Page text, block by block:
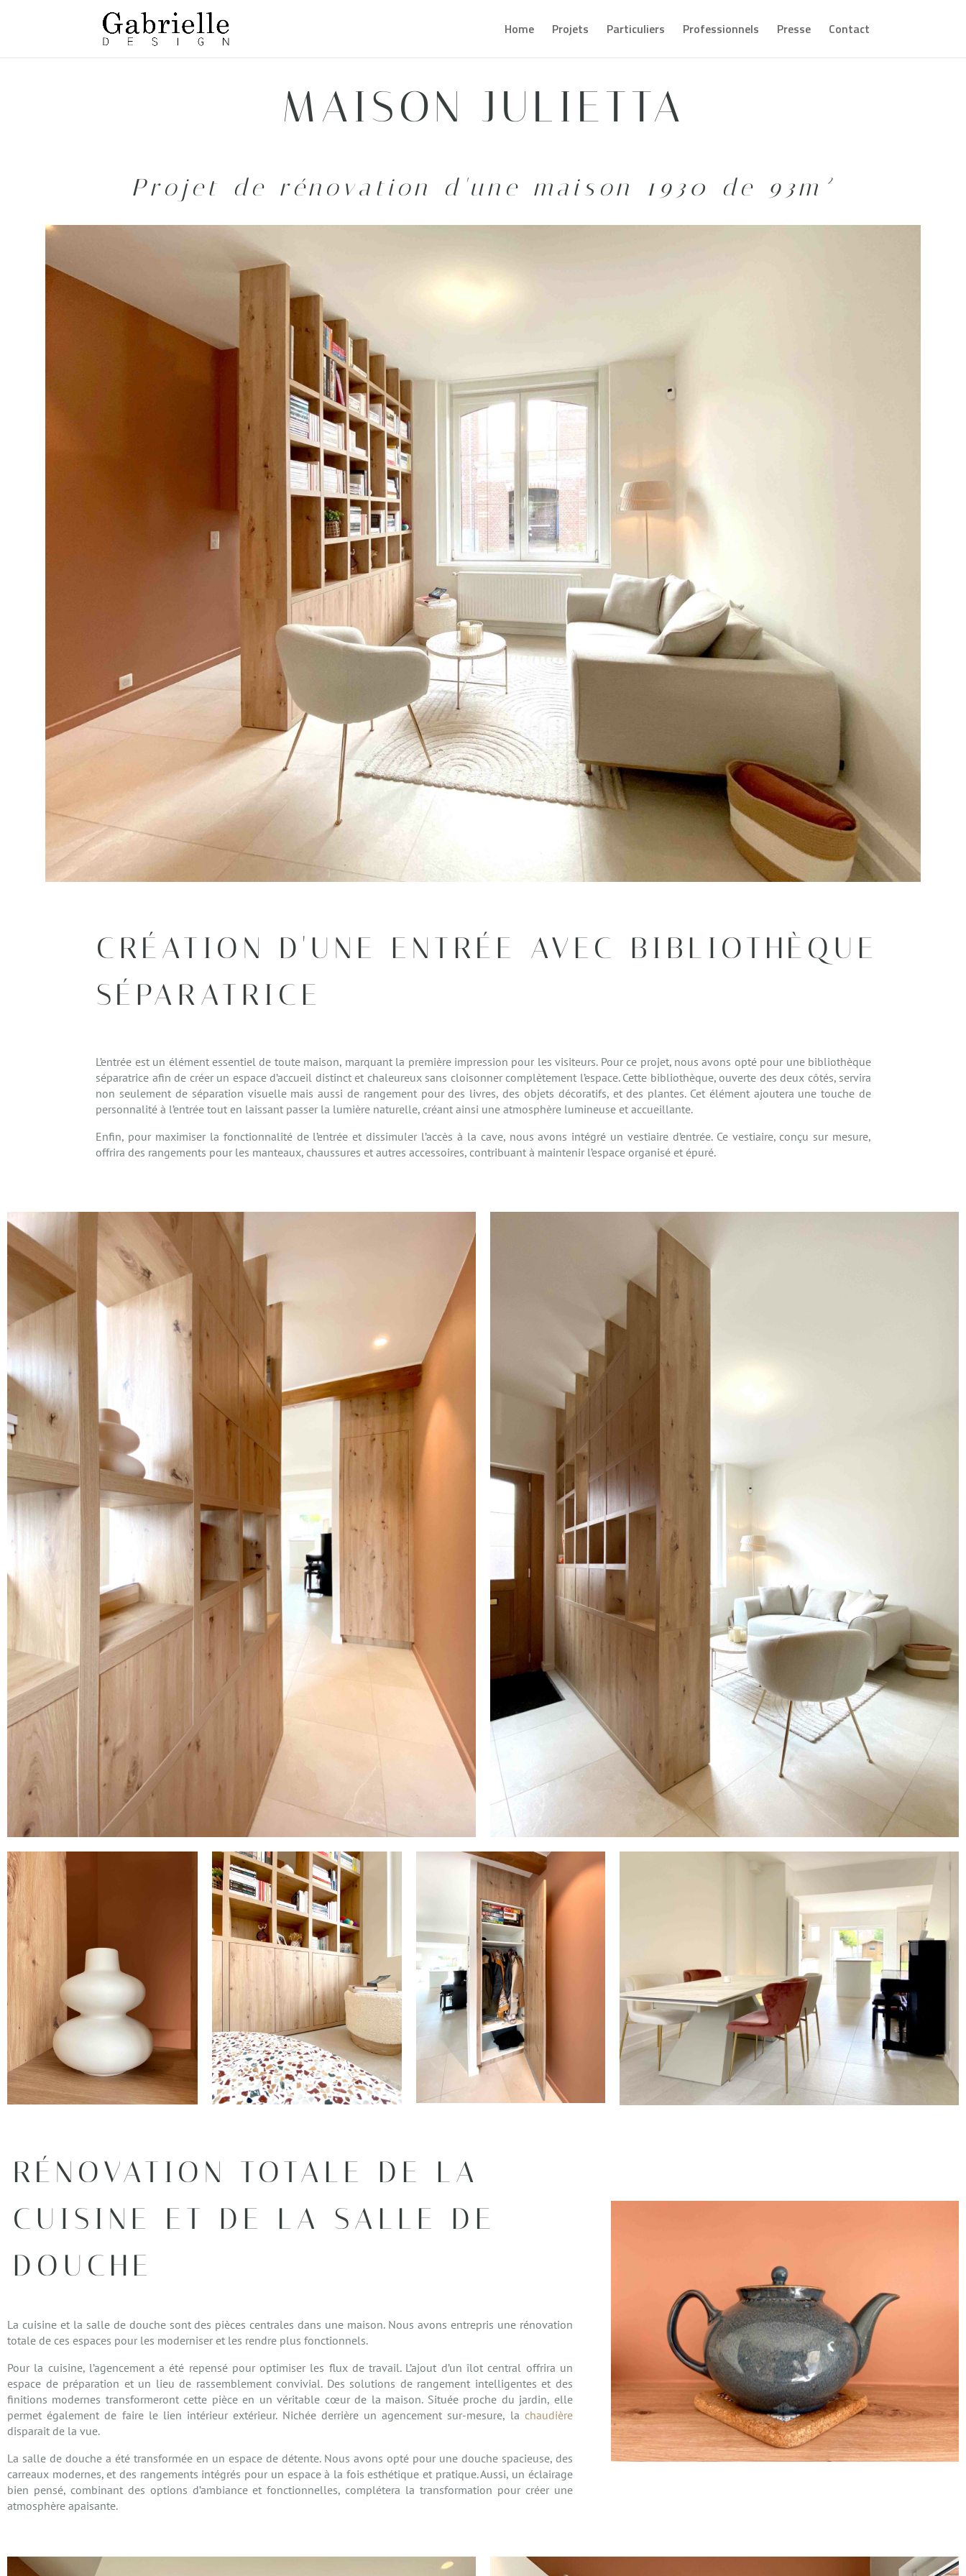
Home Projets Particuliers Professionnels Presse Contact
MAISON JULIETTA
Projet de rénovation d'une maison 1930 de 93m²
CRÉATION D'UNE ENTRÉE AVEC BIBLIOTHÈQUE
SÉPARATRICE
L’entrée est un élément essentiel de toute maison, marquant la première impression pour les visiteurs. Pour ce projet, nous avons opté pour une bibliothèque
séparatrice afin de créer un espace d’accueil distinct et chaleureux sans cloisonner complètement l’espace. Cette bibliothèque, ouverte des deux côtés, servira
non seulement de séparation visuelle mais aussi de rangement pour des livres, des objets décoratifs, et des plantes. Cet élément ajoutera une touche de
personnalité à l’entrée tout en laissant passer la lumière naturelle, créant ainsi une atmosphère lumineuse et accueillante.
Enfin, pour maximiser la fonctionnalité de l’entrée et dissimuler l’accès à la cave, nous avons intégré un vestiaire d’entrée. Ce vestiaire, conçu sur mesure,
offrira des rangements pour les manteaux, chaussures et autres accessoires, contribuant à maintenir l’espace organisé et épuré.
RÉNOVATION TOTALE DE LA
CUISINE ET DE LA SALLE DE
DOUCHE
La cuisine et la salle de douche sont des pièces centrales dans une maison. Nous avons entrepris une rénovation
totale de ces espaces pour les moderniser et les rendre plus fonctionnels.
Pour la cuisine, l’agencement a été repensé pour optimiser les flux de travail. L’ajout d’un îlot central offrira un
espace de préparation et un lieu de rassemblement convivial. Des solutions de rangement intelligentes et des
finitions modernes transformeront cette pièce en un véritable cœur de la maison. Située proche du jardin, elle
permet également de faire le lien intérieur extérieur. Nichée derrière un agencement sur-mesure, la chaudière
disparait de la vue.
La salle de douche a été transformée en un espace de détente. Nous avons opté pour une douche spacieuse, des
carreaux modernes, et des rangements intégrés pour un espace à la fois esthétique et pratique. Aussi, un éclairage
bien pensé, combinant des options d’ambiance et fonctionnelles, complétera la transformation pour créer une
atmosphère apaisante.